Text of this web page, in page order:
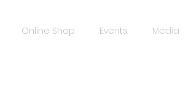
Online Shop Events Media